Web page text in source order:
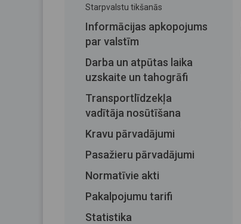
Starpvalstu tikšanās
Informācijas apkopojums
par valstīm
Darba un atpūtas laika
uzskaite un tahogrāfi
Transportlīdzekļa
vadītāja nosūtīšana
Kravu pārvadājumi
Pasažieru pārvadājumi
Normatīvie akti
Pakalpojumu tarifi
Statistika